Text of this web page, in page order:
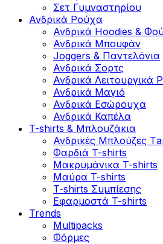
Σετ Γυμναστηρίου
Ανδρικά Ρούχα
Ανδρικά Hoodies &
Ανδρικά Μπουφάν
Joggers & Παντελόνια
Ανδρικά Σορτς
Ανδρικά Λειτουργικά
Ανδρικά Μαγιό
Ανδρικά Εσώρουχα
Ανδρικά Καπέλα
T-shirts & Μπλουζάκια
Ανδρικές Mπλούζες
Φαρδιά T-shirts
Μακρυμάνικα T-shirts
Μαύρα T-shirts
T-shirts Συμπίεσης
Εφαρμοστά T-shirts
Trends
Multipacks
Φόρμες